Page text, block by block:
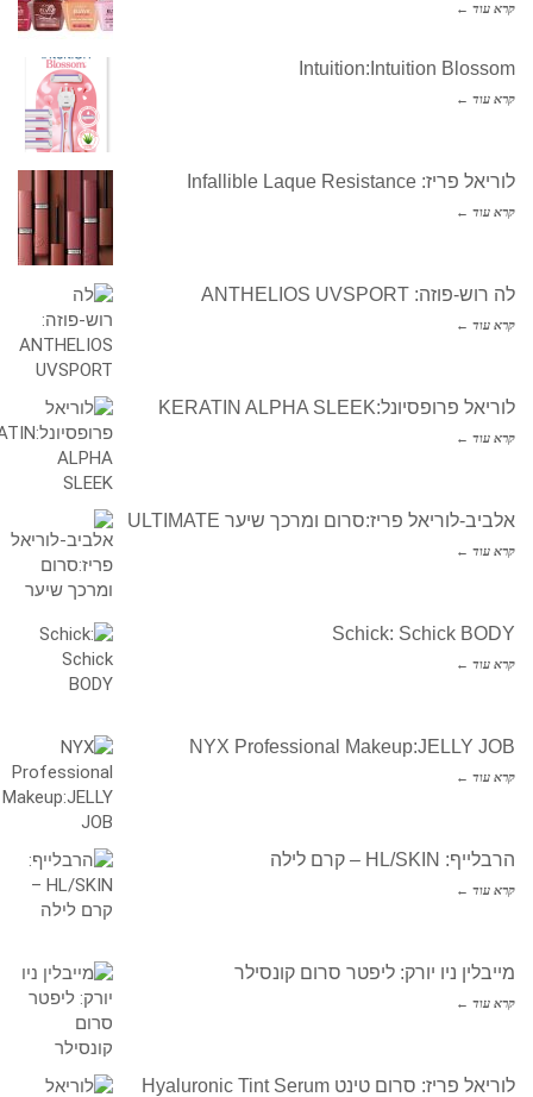
קרא עוד ←
Intuition:Intuition Blossom
קרא עוד ←
לוריאל פריז: Infallible Laque Resistance
קרא עוד ←
לה רוש-פוזה: ANTHELIOS UVSPORT
קרא עוד ←
לוריאל פרופסיונל:KERATIN ALPHA SLEEK
קרא עוד ←
אלביב-לוריאל פריז:סרום ומרכך שיער ULTIMATE
קרא עוד ←
Schick: Schick BODY
קרא עוד ←
NYX Professional Makeup:JELLY JOB
קרא עוד ←
הרבלייף: HL/SKIN – קרם לילה
קרא עוד ←
מייבלין ניו יורק: ליפטר סרום קונסילר
קרא עוד ←
לוריאל פריז: סרום טינט Hyaluronic Tint Serum